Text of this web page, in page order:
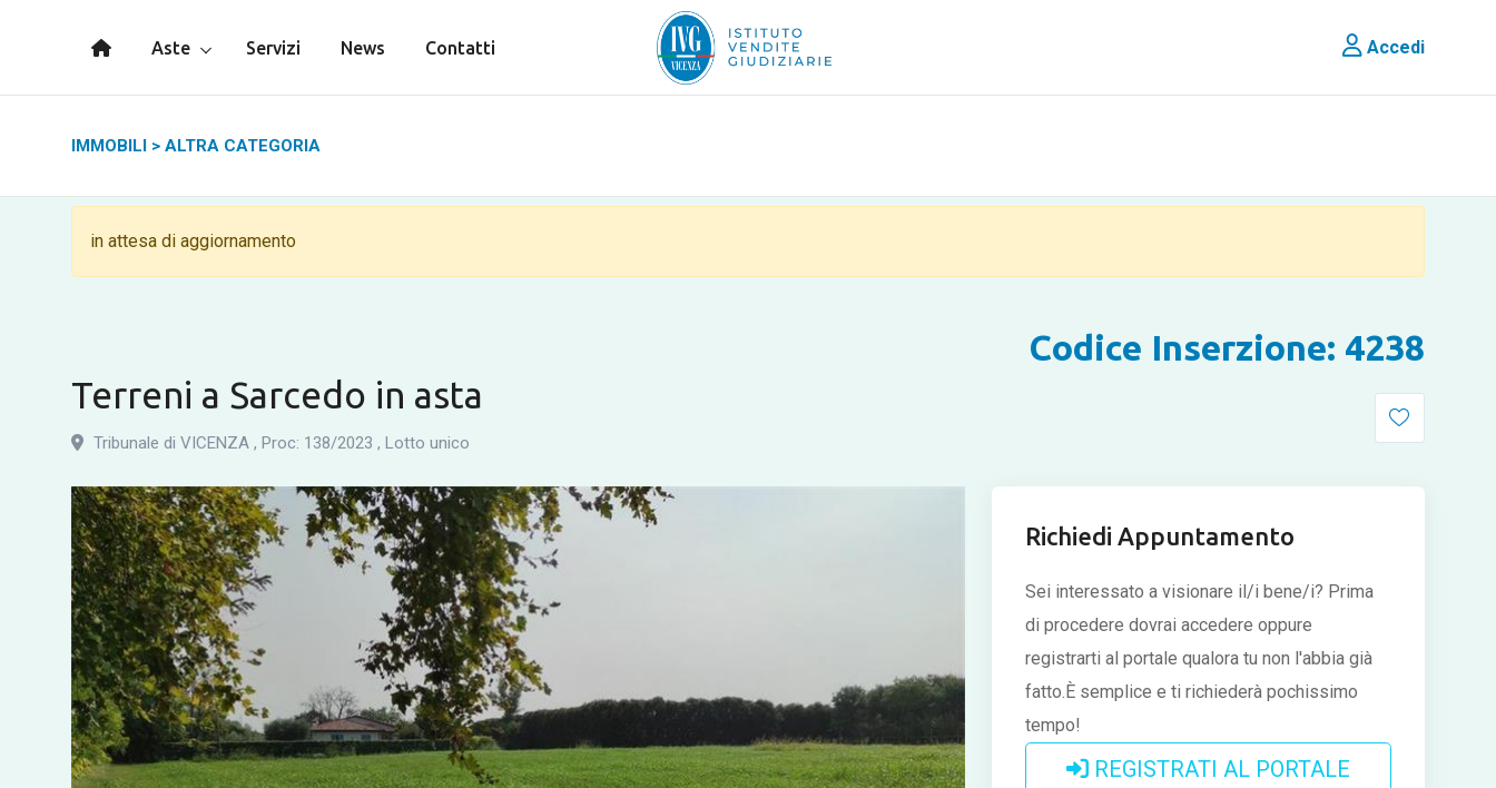
Aste Servizi News Contatti Accedi
IMMOBILI > ALTRA CATEGORIA
in attesa di aggiornamento
Codice Inserzione: 4238
Terreni a Sarcedo in asta
Tribunale di VICENZA , Proc: 138/2023 , Lotto unico
Richiedi Appuntamento
Sei interessato a visionare il/i bene/i? Prima
di procedere dovrai accedere oppure
registrarti al portale qualora tu non l'abbia già
fatto.È semplice e ti richiederà pochissimo
tempo!
REGISTRATI AL PORTALE